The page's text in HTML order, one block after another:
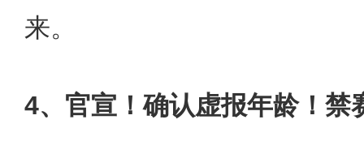
来。
4、官宣！确认虚报年龄！禁